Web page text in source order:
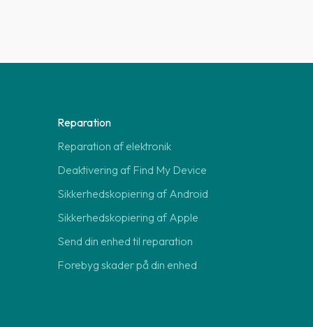
Reparation
Reparation af elektronik
Deaktivering af Find My Device
Sikkerhedskopiering af Android
Sikkerhedskopiering af Apple
Send din enhed til reparation
Forebyg skader på din enhed